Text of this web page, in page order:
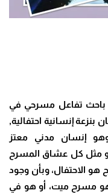
تفاعل مسرحي في
إنسانية احتفالية,
إنسان مدني معتز
وهو مثل كل عشاق المسرح
هو الاحتفال، وبأن وجود
مسرح ميت، أو هو في